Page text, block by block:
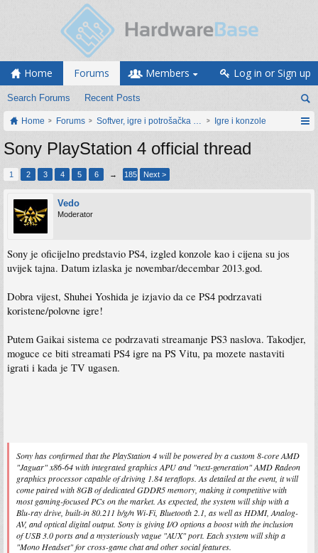
Home Forums
Search Forums Recent Posts
Members Log in or Sign up
Home Forums Softver, igre i potrošačka elektronikaIgre i konzole
Sony PlayStation 4 official thread
1 2 3 4 5 6 → 185 Next >
Vedo
Moderator
Sony je oficijelno predstavio PS4, izgled konzole kao i cijena su jos
uvijek tajna. Datum izlaska je novembar/decembar 2013.god.
Dobra vijest, Shuhei Yoshida je izjavio da ce PS4 podrzavati
koristene/polovne igre!
Putem Gaikai sistema ce podrzavati streamanje PS3 naslova. Takodjer,
moguce ce biti streamati PS4 igre na PS Vitu, pa mozete nastaviti
igrati i kada je TV ugasen.
Sony has confirmed that the PlayStation 4 will be powered by a custom 8-core AMD
"Jaguar" x86-64 with integrated graphics APU and "next-generation" AMD Radeon
graphics processor capable of driving 1.84 teraflops. As detailed at the event, it will
come paired with 8GB of dedicated GDDR5 memory, making it competitive with
most gaming-focused PCs on the market. As expected, the system will ship with a
Blu-ray drive, built-in 80.211 b/g/n Wi-Fi, Bluetooth 2.1, as well as HDMI, Analog-
AV, and optical digital output. Sony is giving I/O options a boost with the inclusion
of USB 3.0 ports and a mysteriously vague "AUX" port. Each system will ship a
"Mono Headset" for cross-game chat and other social features.